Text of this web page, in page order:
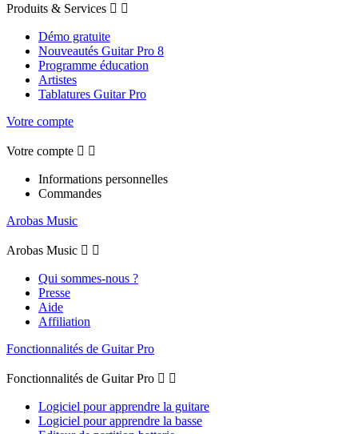
Produits & Services  
Démo gratuite
Nouveautés Guitar Pro 8
Programme éducation
Artistes
Tablatures Guitar Pro
Votre compte
Votre compte  
Informations personnelles
Commandes
Arobas Music
Arobas Music  
Qui sommes-nous ?
Presse
Aide
Affiliation
Fonctionnalités de Guitar Pro
Fonctionnalités de Guitar Pro  
Logiciel pour apprendre la guitare
Logiciel pour apprendre la basse